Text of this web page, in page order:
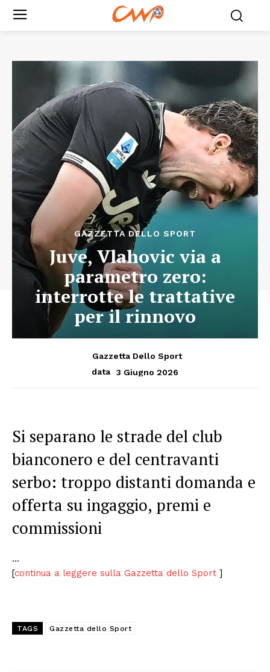
GAZZETTA DELLO SPORT
Juve, Vlahovic via a
parametro zero:
interrotte le trattative
per il rinnovo
Gazzetta Dello Sport
data
3 Giugno 2026
Si separano le strade del club
bianconero e del centravanti
serbo: troppo distanti domanda e
offerta su ingaggio, premi e
commissioni
…
[continua a leggere sulla Gazzetta dello Sport ]
TAGS Gazzetta dello Sport